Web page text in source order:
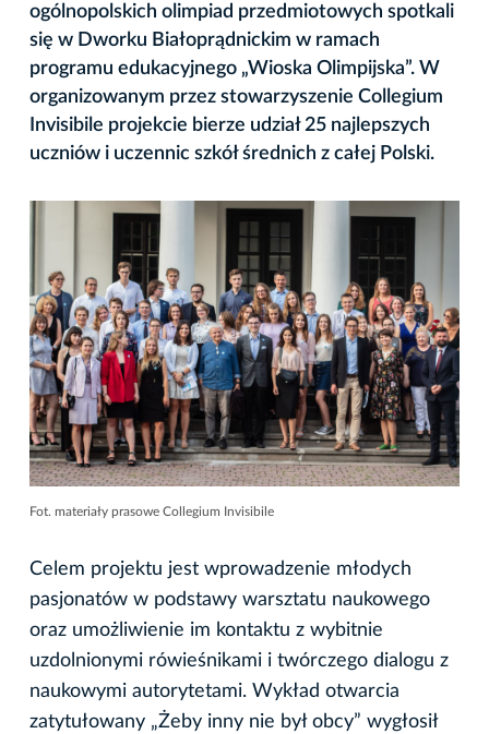
ogólnopolskich olimpiad przedmiotowych spotkali
się w Dworku Białoprądnickim w ramach
programu edukacyjnego „Wioska Olimpijska”. W
organizowanym przez stowarzyszenie Collegium
Invisibile projekcie bierze udział 25 najlepszych
uczniów i uczennic szkół średnich z całej Polski.
Fot. materiały prasowe Collegium Invisibile
Celem projektu jest wprowadzenie młodych
pasjonatów w podstawy warsztatu naukowego
oraz umożliwienie im kontaktu z wybitnie
uzdolnionymi rówieśnikami i twórczego dialogu z
naukowymi autorytetami. Wykład otwarcia
zatytułowany „Żeby inny nie był obcy” wygłosił